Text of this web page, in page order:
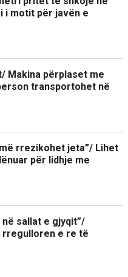
i motit për javën e
Makina përplaset me
transportohet në
rrezikohet jeta”/ Lihet
për lidhje me
sallat e gjyqit”/
e re të